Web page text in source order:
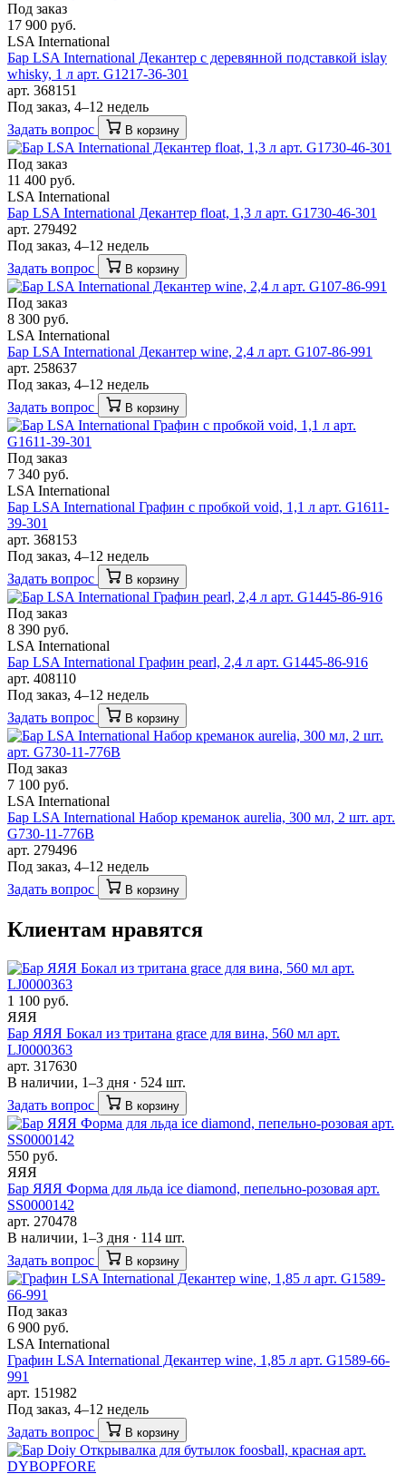
Под заказ
17 900 руб.
LSA International
Бар LSA International Декантер с деревянной подставкой islay
whisky, 1 л арт. G1217-36-301
арт. 368151
Под заказ, 4–12 недель
Задать вопрос
В корзину
Под заказ
11 400 руб.
LSA International
Бар LSA International Декантер float, 1,3 л арт. G1730-46-301
арт. 279492
Под заказ, 4–12 недель
Задать вопрос
В корзину
Под заказ
8 300 руб.
LSA International
Бар LSA International Декантер wine, 2,4 л арт. G107-86-991
арт. 258637
Под заказ, 4–12 недель
Задать вопрос
В корзину
Под заказ
7 340 руб.
LSA International
Бар LSA International Графин с пробкой void, 1,1 л арт. G1611-
39-301
арт. 368153
Под заказ, 4–12 недель
Задать вопрос
В корзину
Под заказ
8 390 руб.
LSA International
Бар LSA International Графин pearl, 2,4 л арт. G1445-86-916
арт. 408110
Под заказ, 4–12 недель
Задать вопрос
В корзину
Под заказ
7 100 руб.
LSA International
Бар LSA International Набор креманок aurelia, 300 мл, 2 шт. арт.
G730-11-776B
арт. 279496
Под заказ, 4–12 недель
Задать вопрос
В корзину
Клиентам нравятся
1 100 руб.
ЯЯЯ
Бар ЯЯЯ Бокал из тритана grace для вина, 560 мл арт.
LJ0000363
арт. 317630
В наличии, 1–3 дня · 524 шт.
Задать вопрос
В корзину
550 руб.
ЯЯЯ
Бар ЯЯЯ Форма для льда ice diamond, пепельно-розовая арт.
SS0000142
арт. 270478
В наличии, 1–3 дня · 114 шт.
Задать вопрос
В корзину
Под заказ
6 900 руб.
LSA International
Графин LSA International Декантер wine, 1,85 л арт. G1589-66-
991
арт. 151982
Под заказ, 4–12 недель
Задать вопрос
В корзину